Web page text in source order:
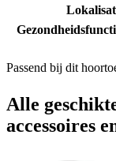
Passend bij dit
Alle
accessoires